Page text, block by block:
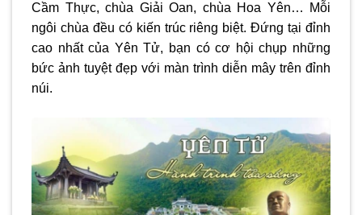
Cầm Thực, chùa Giải Oan, chùa Hoa Yên… Mỗi
ngôi chùa đều có kiến trúc riêng biệt. Đứng tại đỉnh
cao nhất của Yên Tử, bạn có cơ hội chụp những
bức ảnh tuyệt đẹp với màn trình diễn mây trên đỉnh
núi.